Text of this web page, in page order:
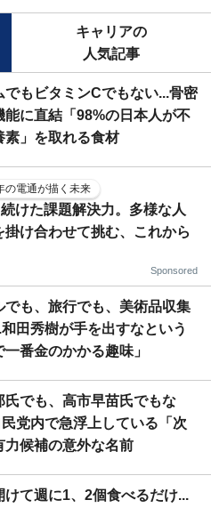
キャリアの
人気記事
でもビタミンCでもない...骨密
能に直結「98%の日本人が不
素」を取れる食材
の電通が描く未来
けた課題解決力。多様な人
掛け合わせて挑む、これから
Sponsored
でも、旅行でも、美術品収集
田秀樹が手を出すなという
一番金のかかる趣味」
氏でも、高市早苗氏でもな
党内で急浮上している「次
力候補の意外な名前
けて週に1、2個食べるだけ...